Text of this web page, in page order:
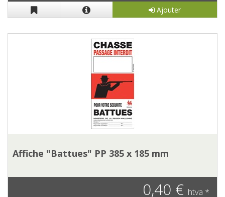
Ajouter
Affiche "Battues" PP 385 x 185 mm
0,40 € htva *